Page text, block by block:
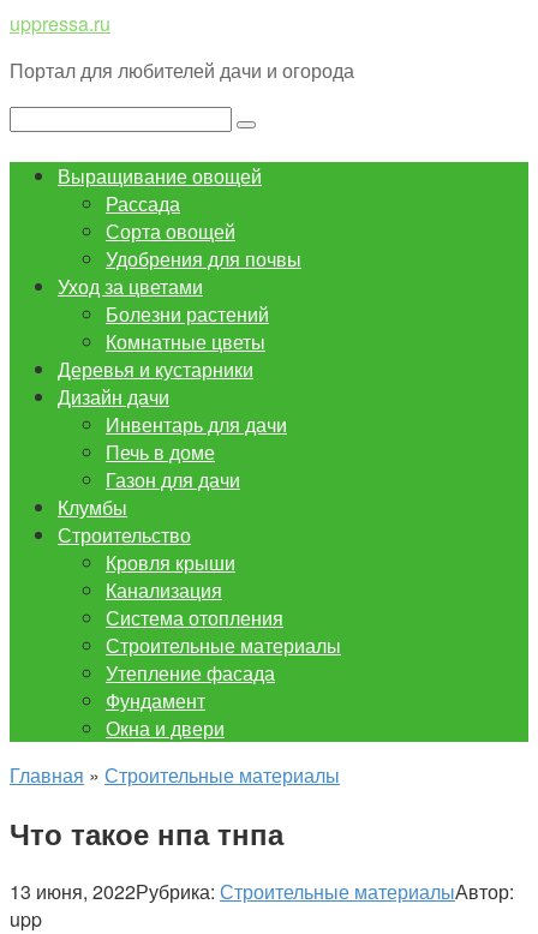
Перейти
контенту
uppressa.ru
Портал для любителей дачи и огорода
Поиск:
Выращивание овощей
Рассада
Сорта овощей
Удобрения для почвы
Уход за цветами
Болезни растений
Комнатные цветы
Деревья и кустарники
Дизайн дачи
Инвентарь для дачи
Печь в доме
Газон для дачи
Клумбы
Строительство
Кровля крыши
Канализация
Система отопления
Строительные материалы
Утепление фасада
Фундамент
Окна и двери
Главная » Строительные материалы
Что такое нпа тнпа
13 июня, 2022Рубрика: Строительные материалыАвтор:
upp